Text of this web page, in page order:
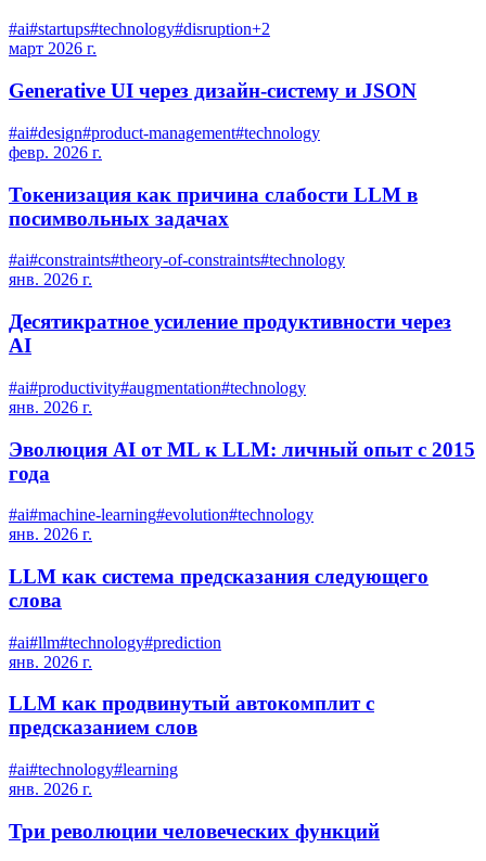
#ai#startups#technology#disruption+2
март 2026 г.
Generative UI через дизайн-систему и JSON
#ai#design#product-management#technology
февр. 2026 г.
Токенизация как причина слабости LLM в
посимвольных задачах
#ai#constraints#theory-of-constraints#technology
янв. 2026 г.
Десятикратное усиление продуктивности через
AI
#ai#productivity#augmentation#technology
янв. 2026 г.
Эволюция AI от ML к LLM: личный опыт с 2015
года
#ai#machine-learning#evolution#technology
янв. 2026 г.
LLM как система предсказания следующего
слова
#ai#llm#technology#prediction
янв. 2026 г.
LLM как продвинутый автокомплит с
предсказанием слов
#ai#technology#learning
янв. 2026 г.
Три революции человеческих функций